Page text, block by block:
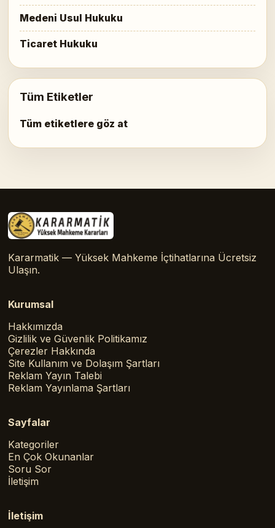
Medeni Usul Hukuku
Ticaret Hukuku
Tüm Etiketler
Tüm etiketlere göz at
Kararmatik — Yüksek Mahkeme İçtihatlarına Ücretsiz
Ulaşın.
Kurumsal
Hakkımızda
Gizlilik ve Güvenlik Politikamız
Çerezler Hakkında
Site Kullanım ve Dolaşım Şartları
Reklam Yayın Talebi
Reklam Yayınlama Şartları
Sayfalar
Kategoriler
En Çok Okunanlar
Soru Sor
İletişim
İletişim